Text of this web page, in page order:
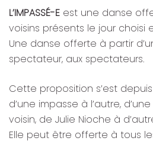
L’IMPASSÉ-E est une danse
voisins présents le jour choisi
Une danse offerte à partir
spectateur, aux spectateurs.
Cette proposition s’est
d’une impasse à l’autre,
voisin, de Julie Nioche à
Elle peut être offerte à tous